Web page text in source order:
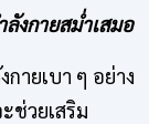
งกายสม่ำเสมอ
ายเบา ๆ อย่าง
ช่วยเสริม